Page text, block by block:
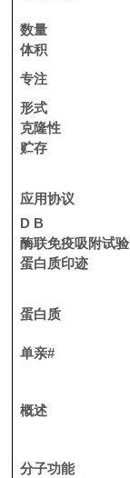
数量
体积
专注
形式
克隆性
贮存
应用协议
D B
酶联免疫吸附试验
蛋白质印迹
蛋白质
单亲#
概述
分子功能